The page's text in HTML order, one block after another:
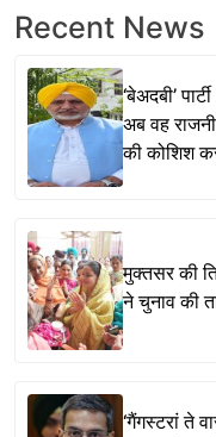
Recent News
‘बेअदबी’
अब वह
की कोशिश
मुक्तसर की
ने चुनाव की
‘गैंगस्टरां ते